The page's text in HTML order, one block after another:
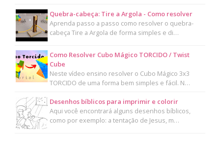
Quebra-cabeça: Tire a Argola - Como resolver
Aprenda passo a passo como resolver o quebra-
cabeça Tire a Argola de forma simples e di…
Como Resolver Cubo Mágico TORCIDO / Twist
Cube
Neste vídeo ensino resolver o Cubo Mágico 3x3
TORCIDO de uma forma bem simples e fácil. N…
Desenhos bíblicos para imprimir e colorir
Aqui você encontrará alguns desenhos bíblicos,
como por exemplo: a tentação de Jesus, m…